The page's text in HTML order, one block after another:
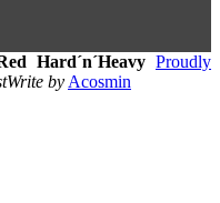
Hard´n´Heavy Proudly
by Acosmin